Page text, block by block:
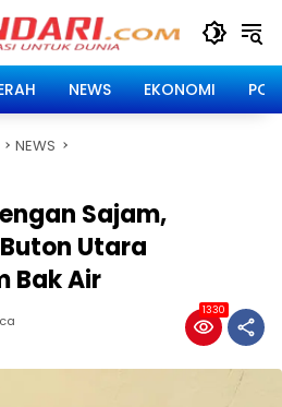
NEWS EKONOMI
NEWS
Sajam,
Utara
Bak Air
1330